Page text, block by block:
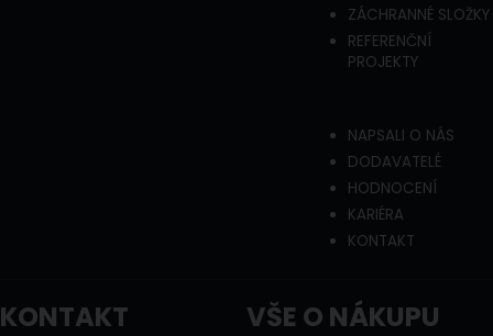
ZÁCHRANNÉ SLOŽKY
REFERENČNÍ
PROJEKTY
NAPSALI O NÁS
DODAVATELÉ
HODNOCENÍ
KARIÉRA
KONTAKT
KONTAKT VŠE O NÁKUPU